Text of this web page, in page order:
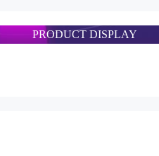
PRODUCT DISPLAY